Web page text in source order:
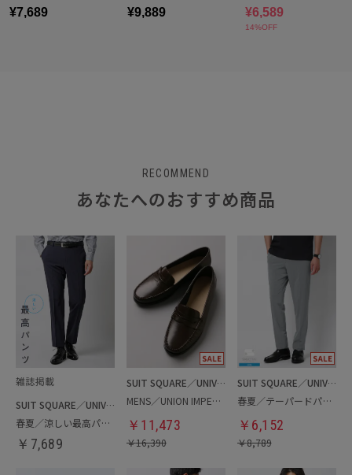
RECOMMEND
あなたへのおすすめ商品
SUIT SQUARE／UNIVERSAL LANGUAGE
春夏／涼しい最高パンツ
￥ 7,689
SUIT SQUARE／UNIVERSAL LANGUAGE
MENS／UNION IMPERIAL監修／コインローファー
￥ 11,473
￥16,390
SUIT SQUARE／UNIVERSAL LANGUAGE
春夏／テーパードパンツ
￥ 6,152
￥8,789